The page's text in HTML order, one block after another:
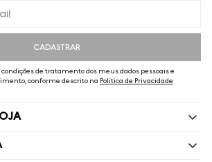
CADASTRAR
de tratamento dos meus dados pessoais e
conforme descrito na Política de Privacidade